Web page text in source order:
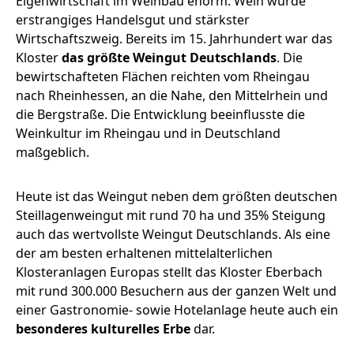
erstrangiges Handelsgut und stärkster
Wirtschaftszweig. Bereits im 15. Jahrhundert war das
Klosterdas größte Weingut Deutschlands. Die
bewirtschafteten Flächen reichten vom Rheingau
nach Rheinhessen, an die Nahe, den Mittelrhein und
die Bergstraße. Die Entwicklung beeinflusste die
Weinkultur im Rheingau und in Deutschland
maßgeblich.
Heute ist das Weingut neben dem größten deutschen
Steillagenweingut mit rund 70 ha und 35% Steigung
auch das wertvollste Weingut Deutschlands. Als eine
der am besten erhaltenen mittelalterlichen
Klosteranlagen Europas stellt das Kloster Eberbach
mit rund 300.000 Besuchern aus der ganzen Welt und
einer Gastronomie- sowie Hotelanlage heute auch ein
besonderes kulturelles Erbedar.